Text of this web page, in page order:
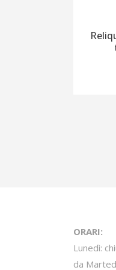
ORARI:
Lunedì:
da